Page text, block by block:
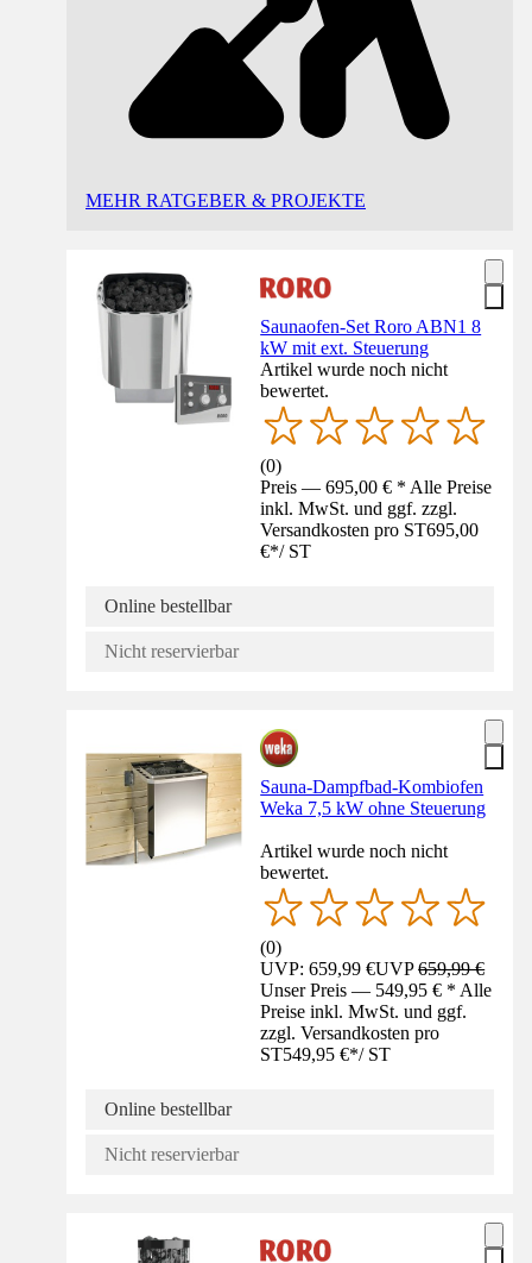
MEHR RATGEBER & PROJEKTE
Saunaofen-Set Roro ABN1 8
kW mit ext. Steuerung
Artikel wurde noch nicht
bewertet.
(0)
Preis — 695,00 € * Alle Preise
inkl. MwSt. und ggf. zzgl.
Versandkosten pro ST695,00
€*/ ST
Online bestellbar
Nicht reservierbar
Sauna-Dampfbad-Kombiofen
Weka 7,5 kW ohne Steuerung
Artikel wurde noch nicht
bewertet.
(0)
UVP: 659,99 €UVP659,99 €
Unser Preis — 549,95 € * Alle
Preise inkl. MwSt. und ggf.
zzgl. Versandkosten pro
ST549,95 €*/ ST
Online bestellbar
Nicht reservierbar